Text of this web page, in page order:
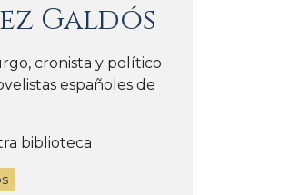
Galdós
cronista y político
españoles de
biblioteca